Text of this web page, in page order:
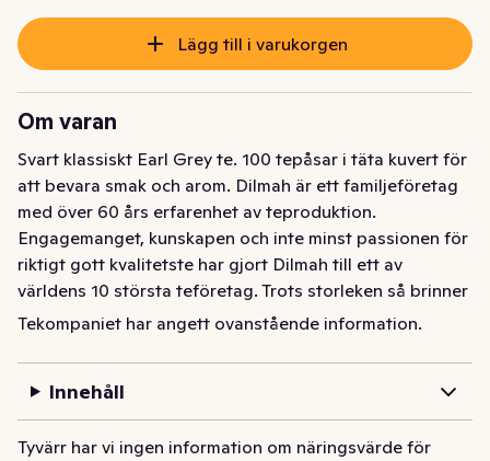
Lägg till i varukorgen
Om varan
Svart klassiskt Earl Grey te. 100 tepåsar i täta kuvert för
att bevara smak och arom. Dilmah är ett familjeföretag
med över 60 års erfarenhet av teproduktion.
Engagemanget, kunskapen och inte minst passionen för
riktigt gott kvalitetste har gjort Dilmah till ett av
världens 10 största teföretag. Trots storleken så brinner
man för det småskaliga och har ett omfattande etiskt
till välgörenhet för att främja levnadsvillkor och miljö på
Sri Lanka. MJF Charitable Foundation hjälper aktivt och
kontinuerligt befolkningen till bl a egen försörjning. Det
kan vara genom att bistå med utbildning, maskiner och
Tekompaniet har angett ovanstående information.
Innehåll
Tyvärr har vi ingen information om näringsvärde för